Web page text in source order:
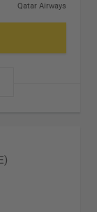
Qatar Airways